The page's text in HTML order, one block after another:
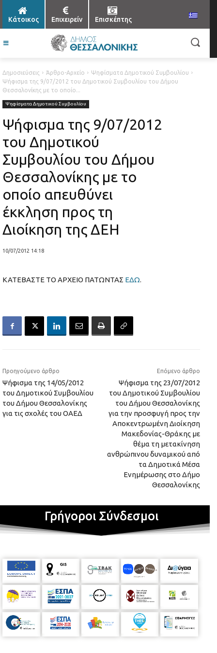
Κάτοικος Επιχειρείν Επισκέπτης
Δημοσιεύσεις Άρθρο-Αρχείο
Ψηφίσματα Δημοτικού Συμβουλίου
Ψήφισμα της 9/07/2012 του Δημοτικού Συμβουλίου του Δήμου
Θεσσαλονίκης με το οποίο...
Ψηφίσματα Δημοτικού Συμβουλίου
Ψήφισμα της 9/07/2012
του Δημοτικού
Συμβουλίου του Δήμου
Θεσσαλονίκης με το
οποίο απευθύνει
έκκληση προς τη
Διοίκηση της ΔΕΗ
10/07/2012 14:18
ΚΑΤΕΒΑΣΤΕ ΤΟ ΑΡΧΕΙΟ ΠΑΤΩΝΤΑΣ ΕΔΩ.
Προηγούμενο άρθρο
Ψήφισμα της 14/05/2012
του Δημοτικού Συμβουλίου
του Δήμου Θεσσαλονίκης
για τις σχολές του ΟΑΕΔ
Επόμενο άρθρο
Ψήφισμα της 23/07/2012
του Δημοτικού Συμβουλίου
του Δήμου Θεσσαλονίκης
για την προσφυγή προς την
Αποκεντρωμένη Διοίκηση
Μακεδονίας-Θράκης με
θέμα τη μετακίνηση
ανθρώπινου δυναμικού από
τα Δημοτικά Μέσα
Ενημέρωσης στο Δήμο
Θεσσαλονίκης
Γρήγοροι Σύνδεσμοι